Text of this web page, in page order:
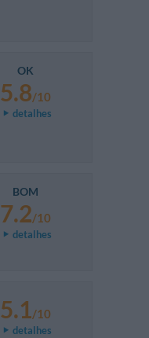
OK
5.8/10
detalhes
BOM
7.2/10
detalhes
5.1/10
detalhes